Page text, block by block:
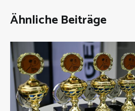
Ähnliche Beiträge